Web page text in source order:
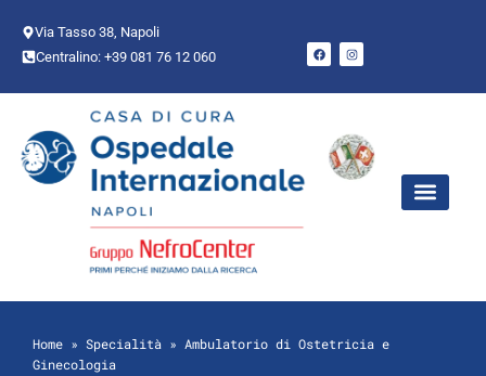
Via Tasso 38, Napoli
Centralino: +39 081 76 12 060
Home » Specialità » Ambulatorio di Ostetricia e
Ginecologia